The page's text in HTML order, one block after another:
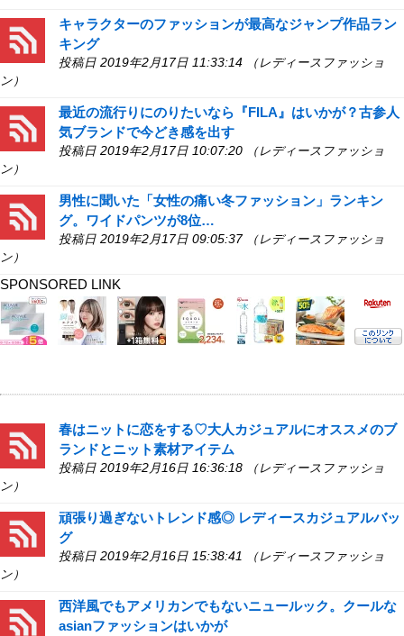
キャラクターのファッションが最高なジャンプ作品ラン
キング
投稿日 2019年2月17日 11:33:14 （レディースファッショ
ン）
最近の流行りにのりたいなら『FILA』はいかが？古参人
気ブランドで今どき感を出す
投稿日 2019年2月17日 10:07:20 （レディースファッショ
ン）
男性に聞いた「女性の痛い冬ファッション」ランキン
グ。ワイドパンツが8位…
投稿日 2019年2月17日 09:05:37 （レディースファッショ
ン）
SPONSORED LINK
春はニットに恋をする♡大人カジュアルにオススメのブ
ランドとニット素材アイテム
投稿日 2019年2月16日 16:36:18 （レディースファッショ
ン）
頑張り過ぎないトレンド感◎ レディースカジュアルバッ
グ
投稿日 2019年2月16日 15:38:41 （レディースファッショ
ン）
西洋風でもアメリカンでもないニュールック。クールな
asianファッションはいかが